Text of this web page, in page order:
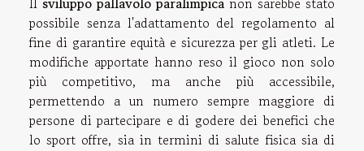
possibile senza l'adattamento del regolamento al
fine di garantire equità e sicurezza per gli atleti. Le
modifiche apportate hanno reso il gioco non solo
più competitivo, ma anche più accessibile,
permettendo a un numero sempre maggiore di
persone di partecipare e di godere dei benefici che
lo sport offre, sia in termini di salute fisica sia di